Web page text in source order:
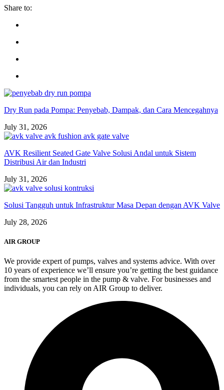
Share to:
Dry Run pada Pompa: Penyebab, Dampak, dan Cara Mencegahnya
July 31, 2026
AVK Resilient Seated Gate Valve Solusi Andal untuk Sistem
Distribusi Air dan Industri
July 31, 2026
Solusi Tangguh untuk Infrastruktur Masa Depan dengan AVK Valve
July 28, 2026
AIR GROUP
We provide expert of pumps, valves and systems advice. With over
10 years of experience we’ll ensure you’re getting the best guidance
from the smartest people in the pump & valve. For businesses and
individuals, you can rely on AIR Group to deliver.